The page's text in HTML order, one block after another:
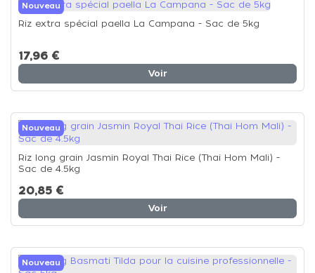
Nouveau
Riz extra spécial paella La Campana - Sac de 5kg
17,96 €
Voir
Nouveau
Riz long grain Jasmin Royal Thai Rice (Thai Hom Mali) -
Sac de 4.5kg
20,85 €
Voir
Nouveau